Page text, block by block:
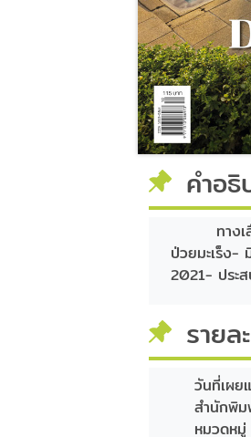
คำอธิ
ทาง
ป่วยมะเร็ง-
2021- ประ
ราย
วันที่เผย
สำนักพิ
หมวดหมู่